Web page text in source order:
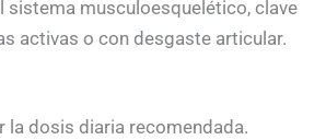
sistema musculoesquelético, clave
activas o con desgaste articular.
la dosis diaria recomendada.